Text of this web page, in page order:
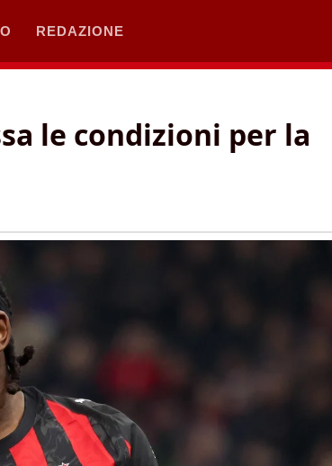
REDAZIONE
le condizioni per la